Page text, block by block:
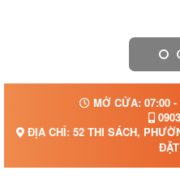
MỞ CỬA: 07:00 -
ĐỊA CHỈ: 52 THI SÁCH,